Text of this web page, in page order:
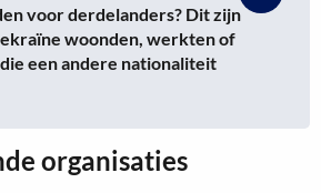
voor derdelanders? Dit zijn
woonden, werkten of
een andere nationaliteit
organisaties